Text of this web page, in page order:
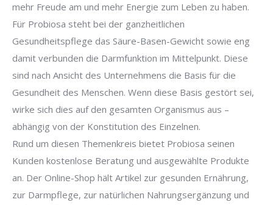
mehr Freude am und mehr Energie zum Leben zu haben.
Für Probiosa steht bei der ganzheitlichen
Gesundheitspflege das Säure-Basen-Gewicht sowie eng
damit verbunden die Darmfunktion im Mittelpunkt. Diese
sind nach Ansicht des Unternehmens die Basis für die
Gesundheit des Menschen. Wenn diese Basis gestört sei,
wirke sich dies auf den gesamten Organismus aus –
abhängig von der Konstitution des Einzelnen.
Rund um diesen Themenkreis bietet Probiosa seinen
Kunden kostenlose Beratung und ausgewählte Produkte
an. Der Online-Shop hält Artikel zur gesunden Ernährung,
zur Darmpflege, zur natürlichen Nahrungsergänzung und